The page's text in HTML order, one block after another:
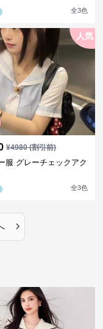
全3色
人気
¥4980(割引前)
服 グレーチェックアク
全3色
›